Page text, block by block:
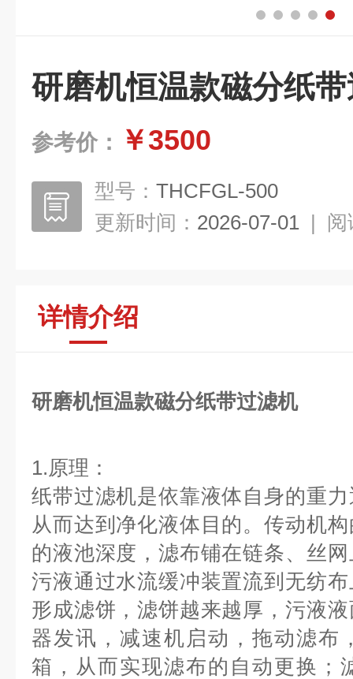
研磨机恒温款磁分纸
参考价： ￥3500
型号： THCFGL-500
更新时间： 2026-07-01 | 阅
详情介绍
研磨机恒温款磁分纸带过滤机
1.原理：
纸带过滤机是依靠液体自身的重
从而达到净化液体目的。传动机
的液池深度，滤布铺在链条、丝
污液通过水流缓冲装置流到无纺
形成滤饼，滤饼越来越厚，污液
器发讯，减速机启动，拖动滤布
箱，从而实现滤布的自动更换；